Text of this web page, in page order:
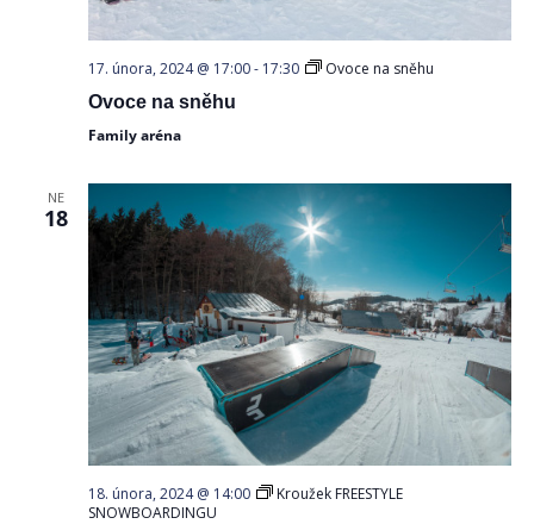
17. února, 2024 @ 17:00- 17:30
Ovoce na sněhu
Ovoce na sněhu
Family aréna
NE
18
18. února, 2024 @ 14:00
Kroužek FREESTYLE
SNOWBOARDINGU